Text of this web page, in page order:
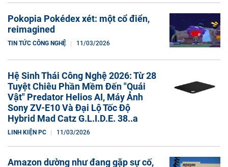
Pokopia Pokédex xét: một cổ điển,
reimagined
TIN TỨC CÔNG NGHỆ 11/03/2026
Hệ Sinh Thái Công Nghệ 2026: Từ 28
Tuyệt Chiêu Phần Mềm Đến "Quái
Vật" Predator Helios AI, Máy Ảnh
Sony ZV-E10 Và Đại Lộ Tốc Độ
Hybrid Mad Catz G.L.I.D.E. 38..a
LINH KIỆN PC 11/03/2026
Amazon dường như đang gặp sự cố,